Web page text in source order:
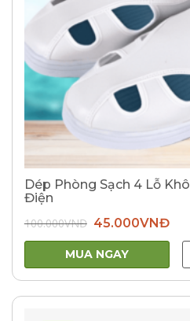
Dép Phòng Sạch 4 Lỗ
Điện
100.000VNĐ Giá
gốc
là:
100.000VNĐ.
45.000VNĐGiá
tại
MUA NGAY